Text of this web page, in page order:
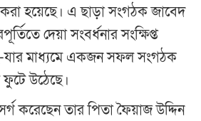
করা হয়েছে। এ ছাড়া সংগঠক জাবেদ
দেয়া সংবর্ধনার সংক্ষিপ্ত
যার মাধ্যমে একজন সফল সংগঠক
ফুটে উঠেছে।
করেছেন তার পিতা ফৈয়াজ উদ্দিন